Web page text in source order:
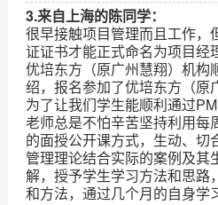
3.来自上海的陈同学：
很早接触项目管理而且工作，
证证书才能正式命名为项目经
优培东方（原广州慧翔）机构
绍，报名参加了优培东方（原
为了让我们学生能顺利通过
老师总是不怕辛苦坚持利用每
的面授公开课方式，生动、切
管理理论结合实际的案例及其
解，授予学生学习方法和思路
和方法，通过几个月的自身学